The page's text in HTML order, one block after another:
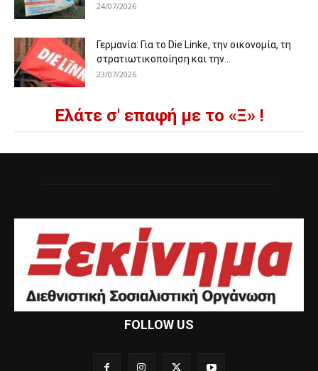
24/07/2026
Γερμανία: Για το Die Linke, την οικονομία, τη
στρατιωτικοποίηση και την...
23/07/2026
Ελάτε σ' επαφή με το «Ξ» !
FOLLOW US